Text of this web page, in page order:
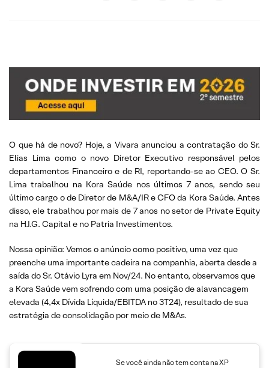
O que há de novo? Hoje, a Vivara anunciou a contratação do Sr.
Elias Lima como o novo Diretor Executivo responsável pelos
departamentos Financeiro e de RI, reportando-se ao CEO. O Sr.
Lima trabalhou na Kora Saúde nos últimos 7 anos, sendo seu
último cargo o de Diretor de M&A/IR e CFO da Kora Saúde. Antes
disso, ele trabalhou por mais de 7 anos no setor de Private Equity
na H.I.G. Capital e no Patria Investimentos.
Nossa opinião: Vemos o anúncio como positivo, uma vez que
preenche uma importante cadeira na companhia, aberta desde a
saída do Sr. Otávio Lyra em Nov/24. No entanto, observamos que
a Kora Saúde vem sofrendo com uma posição de alavancagem
elevada (4,4x Dívida Líquida/EBITDA no 3T24), resultado de sua
estratégia de consolidação por meio de M&As.
Se você ainda não tem conta na XP